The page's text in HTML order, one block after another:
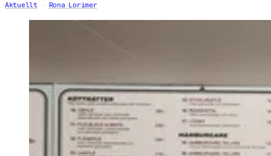
Aktuellt Rona Lorimer